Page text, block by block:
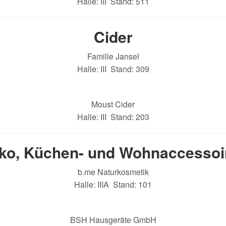
Cider
Familie Jansel
Halle: III Stand: 309
Moust Cider
Halle: III Stand: 203
Küchen- und
b.me Naturkosmetik
Halle: IIIA Stand: 101
BSH Hausgeräte GmbH